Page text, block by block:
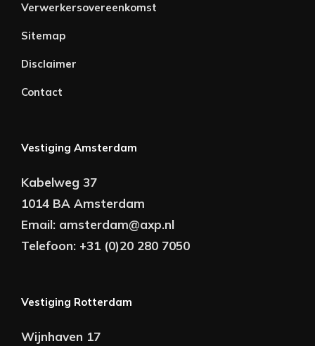
Verwerkersovereenkomst
Sitemap
Disclaimer
Contact
Vestiging Amsterdam
Kabelweg 37
1014 BA Amsterdam
Email: amsterdam@axp.nl
Telefoon: +31 (0)20 280 7050
Vestiging Rotterdam
Wijnhaven 17